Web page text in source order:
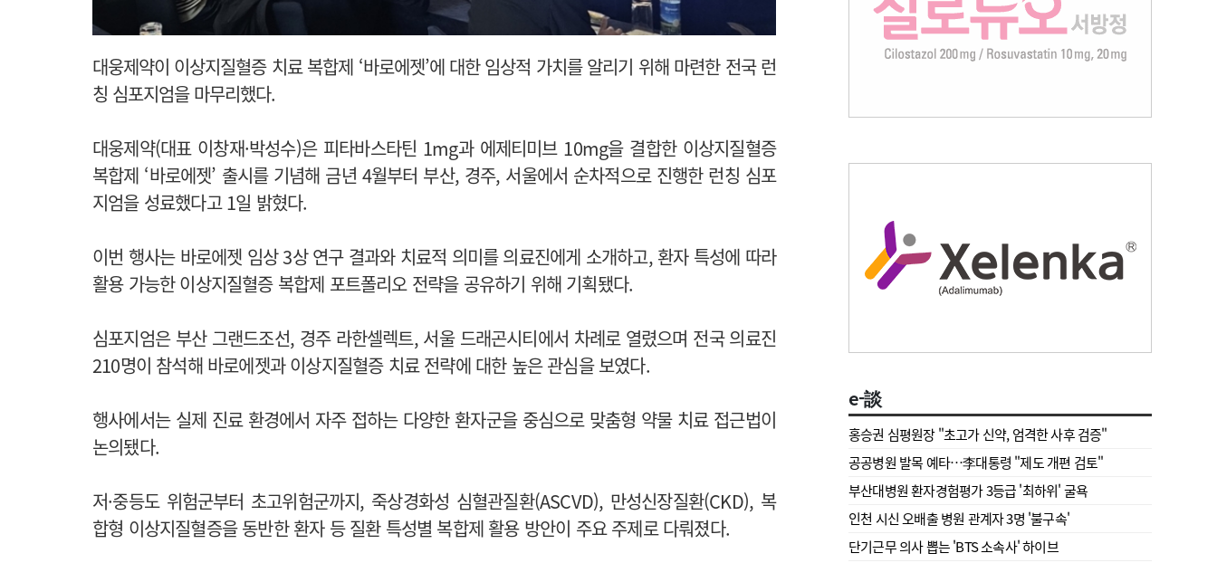
대웅제약이 이상지질혈증 치료 복합제 ‘바로에젯’에 대한 임상적 가치를 알리기 위해 마련한 전국 런
칭 심포지엄을 마무리했다.
대웅제약(대표 이창재·박성수)은 피타바스타틴 1mg과 에제티미브 10mg을 결합한 이상지질혈증
복합제 ‘바로에젯’ 출시를 기념해 금년 4월부터 부산, 경주, 서울에서 순차적으로 진행한 런칭 심포
지엄을 성료했다고 1일 밝혔다.
이번 행사는 바로에젯 임상 3상 연구 결과와 치료적 의미를 의료진에게 소개하고, 환자 특성에 따라
활용 가능한 이상지질혈증 복합제 포트폴리오 전략을 공유하기 위해 기획됐다.
심포지엄은 부산 그랜드조선, 경주 라한셀렉트, 서울 드래곤시티에서 차례로 열렸으며 전국 의료진
210명이 참석해 바로에젯과 이상지질혈증 치료 전략에 대한 높은 관심을 보였다.
행사에서는 실제 진료 환경에서 자주 접하는 다양한 환자군을 중심으로 맞춤형 약물 치료 접근법이
논의됐다.
저·중등도 위험군부터 초고위험군까지, 죽상경화성 심혈관질환(ASCVD), 만성신장질환(CKD), 복
합형 이상지질혈증을 동반한 환자 등 질환 특성별 복합제 활용 방안이 주요 주제로 다뤄졌다.
e-談
홍승권 심평원장 " 초고가 신약, 엄격한 사후 검증"
공공병원 발목 예타…李대통령 "제도 개편 검토"
부산대병원 환자경험평가 3등급 '최하위' 굴욕
인천 시신 오배출 병원 관계자 3명 '불구속'
단기근무 의사 뽑는 'BTS 소속사' 하이브